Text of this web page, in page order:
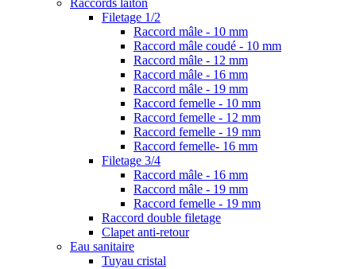
Raccords laiton
Filetage 1/2
Raccord mâle - 10 mm
Raccord mâle coudé - 10 mm
Raccord mâle - 12 mm
Raccord mâle - 16 mm
Raccord mâle - 19 mm
Raccord femelle - 10 mm
Raccord femelle - 12 mm
Raccord femelle - 19 mm
Raccord femelle- 16 mm
Filetage 3/4
Raccord mâle - 16 mm
Raccord mâle - 19 mm
Raccord femelle - 19 mm
Raccord double filetage
Clapet anti-retour
Eau sanitaire
Tuyau cristal